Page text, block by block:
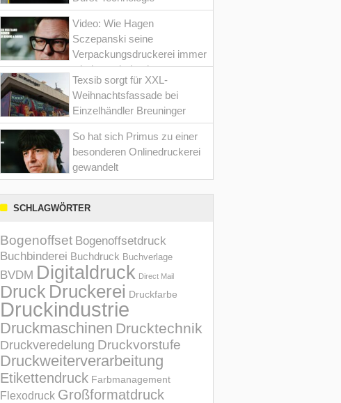
Video: Wie Hagen
Sczepanski seine
Verpackungsdruckerei immer
wieder optimiert hat
Texsib sorgt für XXL-
Weihnachtsfassade bei
Einzelhändler Breuninger
So hat sich Primus zu einer
besonderen Onlinedruckerei
gewandelt
SCHLAGWÖRTER
Bogenoffset Bogenoffsetdruck
Buchbinderei Buchdruck Buchverlage
BVDM Digitaldruck Direct Mail
Druck Druckerei Druckfarbe
Druckindustrie
Druckmaschinen Drucktechnik
Druckveredelung Druckvorstufe
Druckweiterverarbeitung
Etikettendruck Farbmanagement
Flexodruck Großformatdruck